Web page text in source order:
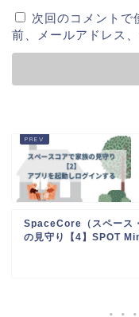
次回のコメントで
前、メールアドレス
SpaceCore（スペース
の見守り【4】SPOT